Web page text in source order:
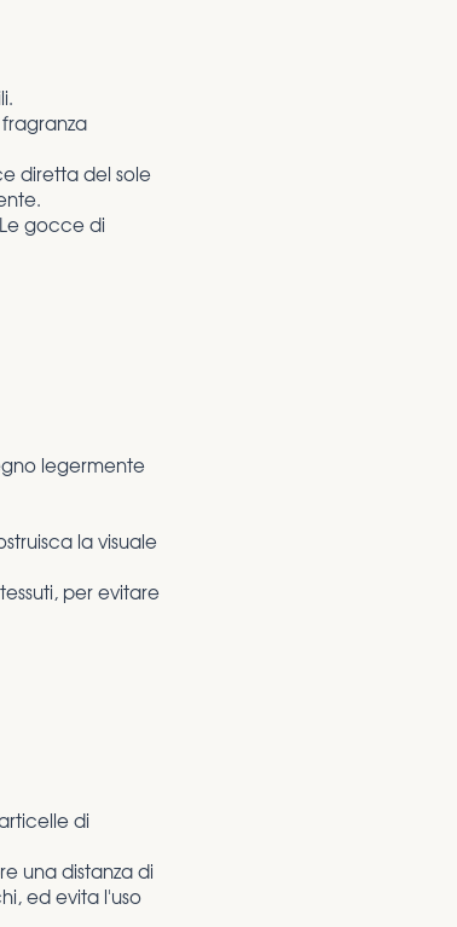
diretta del sole
gocce di
legermente
la visuale
per evitare
di
una distanza di
ed evita l'uso